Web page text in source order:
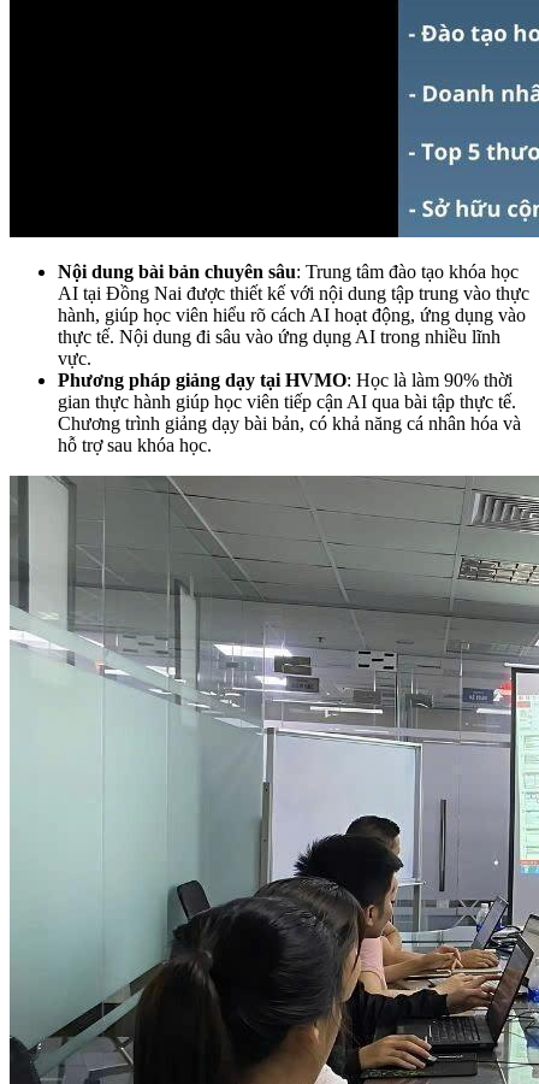
Nội dung bài bản chuyên sâu: Trung tâm đào tạo khóa học
AI tại Đồng Nai được thiết kế với nội dung tập trung vào thực
hành, giúp học viên hiểu rõ cách AI hoạt động, ứng dụng vào
thực tế. Nội dung đi sâu vào ứng dụng AI trong nhiều lĩnh
vực.
Phương pháp giảng dạy tại HVMO: Học là làm 90% thời
gian thực hành giúp học viên tiếp cận AI qua bài tập thực tế.
Chương trình giảng dạy bài bản, có khả năng cá nhân hóa và
hỗ trợ sau khóa học.